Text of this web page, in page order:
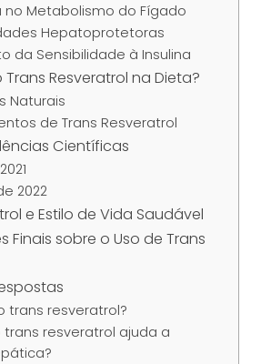
no Metabolismo do Fígado
Hepatoprotetoras
da Sensibilidade à Insulina
Resveratrol na Dieta?
Naturais
de Trans Resveratrol
Científicas
2022
e Estilo de Vida Saudável
Finais sobre o Uso de Trans
trans resveratrol?
trans resveratrol ajuda a